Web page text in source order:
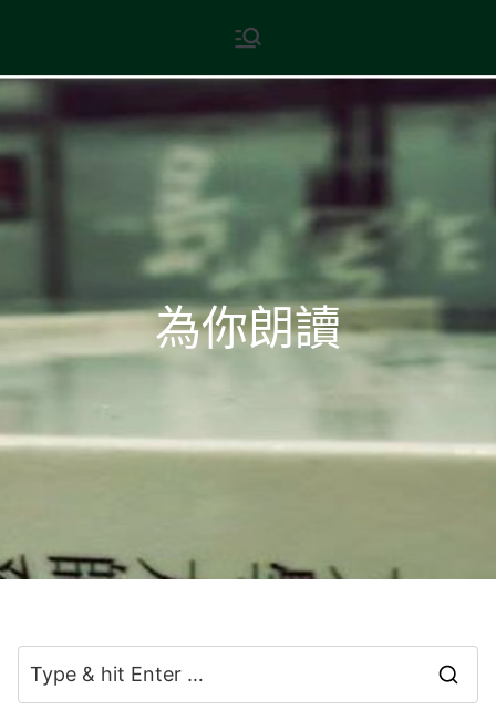
content
現代文學
地球小如鴿卵，/ 我輕輕地將它
為你朗讀